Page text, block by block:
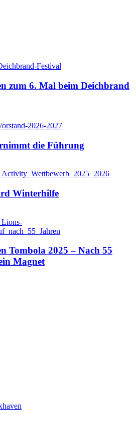
zum 6. Mal beim Deichbrand
die Führung
Winterhilfe
Tombola 2025 – Nach 55
Magnet